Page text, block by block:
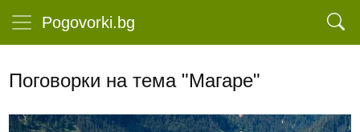
Pogovorki.bg
Поговорки на тема "Магаре"